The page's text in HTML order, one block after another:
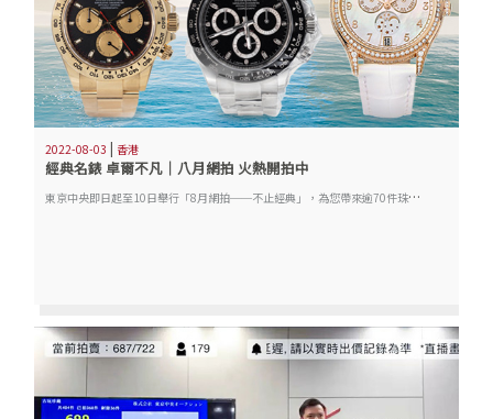
2022-08-03 | 香港
經典名錶 卓爾不凡｜八月網拍 火熱開拍中
東
京中央即日起至10日舉行「8月網拍──不止經典」，為您帶來逾70件珠寶首飾、威士忌、腕錶、浮世繪、當代藝術及NFT等拍品。今天先為大家嚴選經典名錶──勞力士及百達翡麗，絕對是保值之選。瀏覽更多拍品，敬請登入tcabid.com或登入東京中央小程序瀏覽！